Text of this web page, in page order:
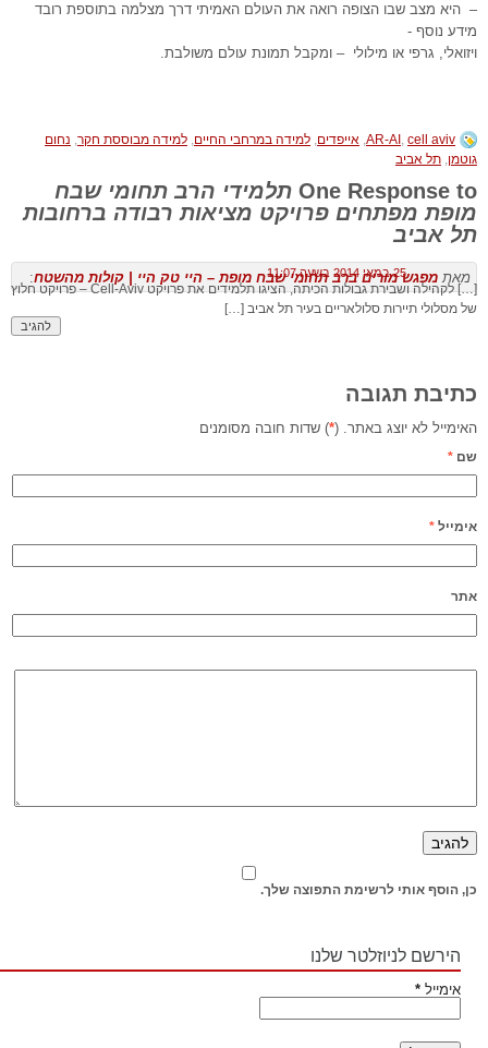
– היא מצב שבו הצופה רואה את העולם האמיתי דרך מצלמה בתוספת רובד
מידע נוסף -
ויזואלי, גרפי או מילולי – ומקבל תמונת עולם משולבת.
AR-AI ,cell aviv
, אייפדים, למידה במרחבי החיים, למידה מבוססת חקר, נחום
גוטמן, תל אביב
One Response to תלמידי הרב תחומי שבח
מופת מפתחים פרויקט מציאות רבודה ברחובות
תל אביב
מאת מפגש מורים ברב תחומי שבח מופת – היי טק היי | קולות מהשטח: 25 במאי 2014 בשעה 11:07
[…] לקהילה ושבירת גבולות הכיתה, הציגו תלמידים את פרויקט Cell-Aviv – פרויקט חלוץ
של מסלולי תיירות סלולאריים בעיר תל אביב […]
להגיב
כתיבת תגובה
האימייל לא יוצג באתר. ( *) שדות חובה מסומנים
שם*
אימייל*
אתר
כן, הוסף אותי לרשימת התפוצה שלך.
הירשם לניוזלטר שלנו
אימייל*